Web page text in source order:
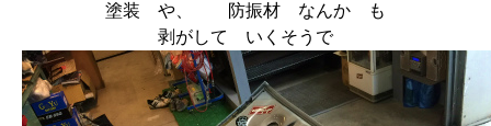
塗装 や、 防振材 なんか も
剥がして いくそうで